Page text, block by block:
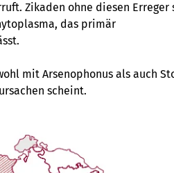
Zikaden ohne diesen Erreger
das primär
mit Arsenophonus als auch
scheint.